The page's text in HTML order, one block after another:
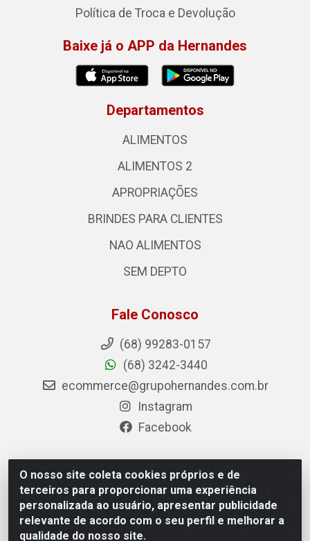
O nosso site coleta cookies próprios e de
terceiros para proporcionar uma experiência
personalizada ao usuário, apresentar publicidade
relevante de acordo com o seu perfil e melhorar a
qualidade do nosso site.
Política de Troca e Devolução
Baixe já o APP da Hernandes
Departamentos
ALIMENTOS
ALIMENTOS 2
APROPRIAÇÕES
BRINDES PARA CLIENTES
NAO ALIMENTOS
SEM DEPTO
Fale Conosco
(68) 99283-0157
(68) 3242-3440
ecommerce@grupohernandes.com.br
Instagram
Facebook
Hernandes - Atacado e Distribuições - Rodovia
Transacreana, 2155 - Floresta Sul, Rio Branco/AC - CEP
69.912-290 - CNPJ 12.996.556/0001-69